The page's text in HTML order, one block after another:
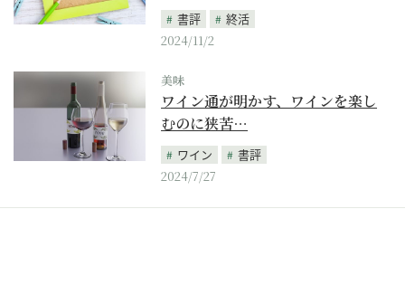
書評
終活
2024/11/2
美味
ワイン通が明かす、ワインを楽し
むのに狭苦…
ワイン
書評
2024/7/27